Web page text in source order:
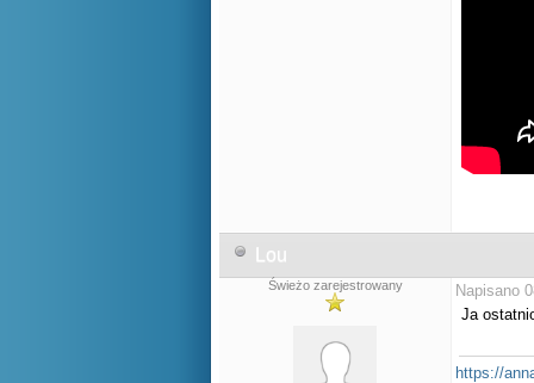
Lou
Świeżo zarejestrowany
Napisano
Ja
https://